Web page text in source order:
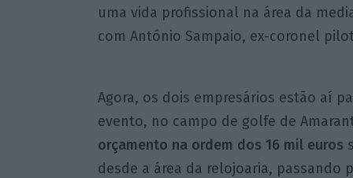
uma vida profissional na área da
com António Sampaio, ex-coronel
Agora, os dois empresários estão aí
evento, no campo de golfe de
orçamento na ordem dos 16 mil euros
desde a área da relojoaria, passando